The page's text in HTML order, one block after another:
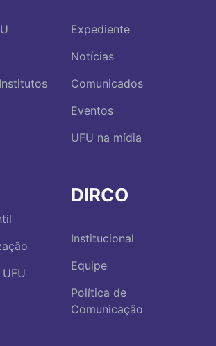
Expediente
Notícias
Comunicados
Eventos
UFU na mídia
DIRCO
Institucional
Equipe
Política de
Comunicação